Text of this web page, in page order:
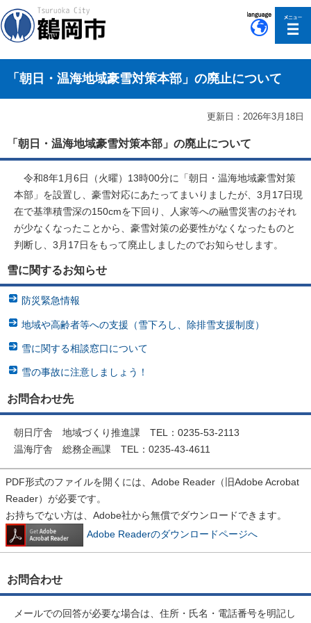
「朝日・温海地域豪雪対策本部」の廃止について
更新日：2026年3月18日
「朝日・温海地域豪雪対策本部」の廃止について
令和8年1月6日（火曜）13時00分に「朝日・温海地域豪雪対策
本部」を設置し、豪雪対応にあたってまいりましたが、3月17日現
在で基準積雪深の150cmを下回り、人家等への融雪災害のおそれ
が少なくなったことから、豪雪対策の必要性がなくなったものと
判断し、3月17日をもって廃止しましたのでお知らせします。
雪に関するお知らせ
防災緊急情報
地域や高齢者等への支援（雪下ろし、除排雪支援制度）
雪に関する相談窓口について
雪の事故に注意しましょう！
お問合わせ先
朝日庁舎 地域づくり推進課 TEL：0235-53-2113
温海庁舎 総務企画課 TEL：0235-43-4611
PDF形式のファイルを開くには、Adobe Reader（旧Adobe Acrobat
Reader）が必要です。
お持ちでない方は、Adobe社から無償でダウンロードできます。
Adobe Readerのダウンロードページへ
お問合わせ
メールでの回答が必要な場合は、住所・氏名・電話番号を明記し